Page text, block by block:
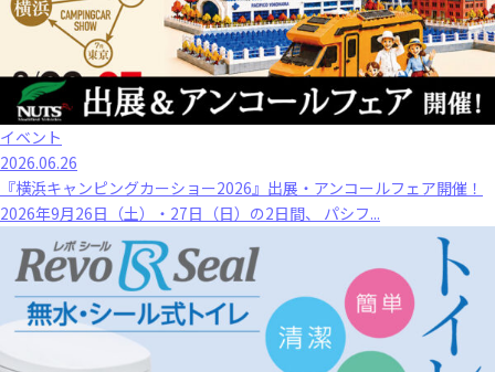
イベント
2026.06.26
『横浜キャンピングカーショー2026』出展・アンコールフェア開催！
2026年9月26日（土）・27日（日）の2日間、 パシフ...